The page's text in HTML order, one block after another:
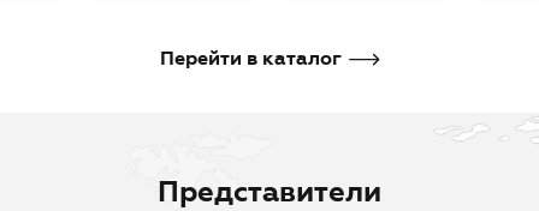
Перейти в каталог
Представители